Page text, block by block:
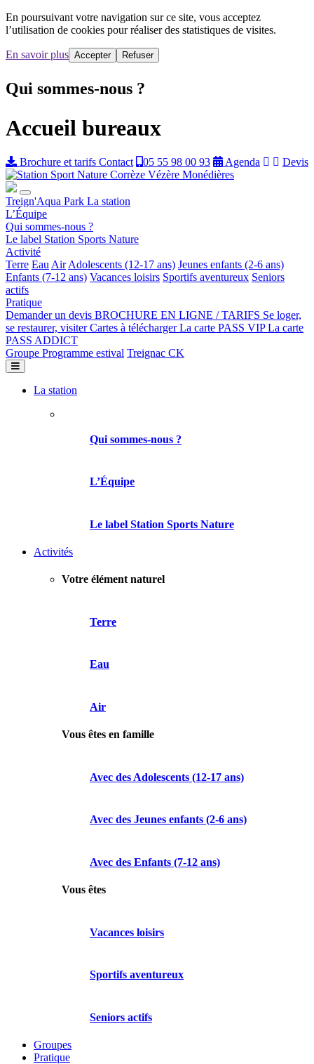
En poursuivant votre navigation sur ce site, vous acceptez
l’utilisation de cookies pour réaliser des statistiques de visites.
En savoir plus Accepter Refuser
Qui sommes-nous ?
Accueil bureaux
Brochure et tarifs Contact 05 55 98 00 93 Agenda Devis
Treign'Aqua Park La station
L’Équipe
Qui sommes-nous ?
Le label Station Sports Nature
Activité
Terre EauAirAdolescents (12-17 ans) Jeunes enfants (2-6 ans)
Enfants (7-12 ans) Vacances loisirs Sportifs aventureux Seniors
actifs
Pratique
Demander un devis BROCHURE EN LIGNE / TARIFS Se loger,
se restaurer, visiterCartes à téléchargerLa carte PASS VIPLa carte
PASS ADDICT
Groupe Programme estival Treignac CK
La station
Qui sommes-nous ?
L’Équipe
Le label Station Sports Nature
Activités
Votre élément naturel
Terre
Eau
Air
Vous êtes en famille
Avec des Adolescents (12-17 ans)
Avec des Jeunes enfants (2-6 ans)
Avec des Enfants (7-12 ans)
Vous êtes
Vacances loisirs
Sportifs aventureux
Seniors actifs
Groupes
Pratique